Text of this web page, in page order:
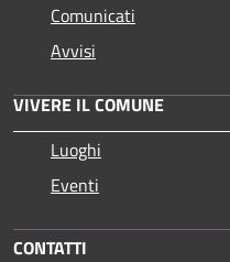
Comunicati
Avvisi
VIVERE IL COMUNE
Luoghi
Eventi
CONTATTI